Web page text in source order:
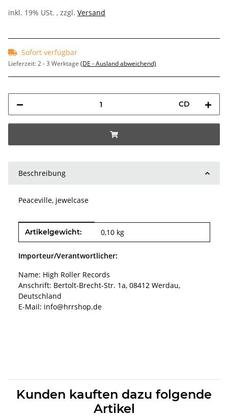
inkl. 19% USt. , zzgl. Versand
Sofort verfügbar
Lieferzeit:2 - 3 Werktage (DE - Ausland abweichend)
CD
Beschreibung
Peaceville, jewelcase
Produkteigenschaft
Wert
Artikelgewicht: 0,10 kg
Importeur/Verantwortlicher:
Name: High Roller Records
Anschrift: Bertolt-Brecht-Str. 1a, 08412 Werdau,
Deutschland
E-Mail: info@hrrshop.de
Kunden kauften dazu folgende
Artikel